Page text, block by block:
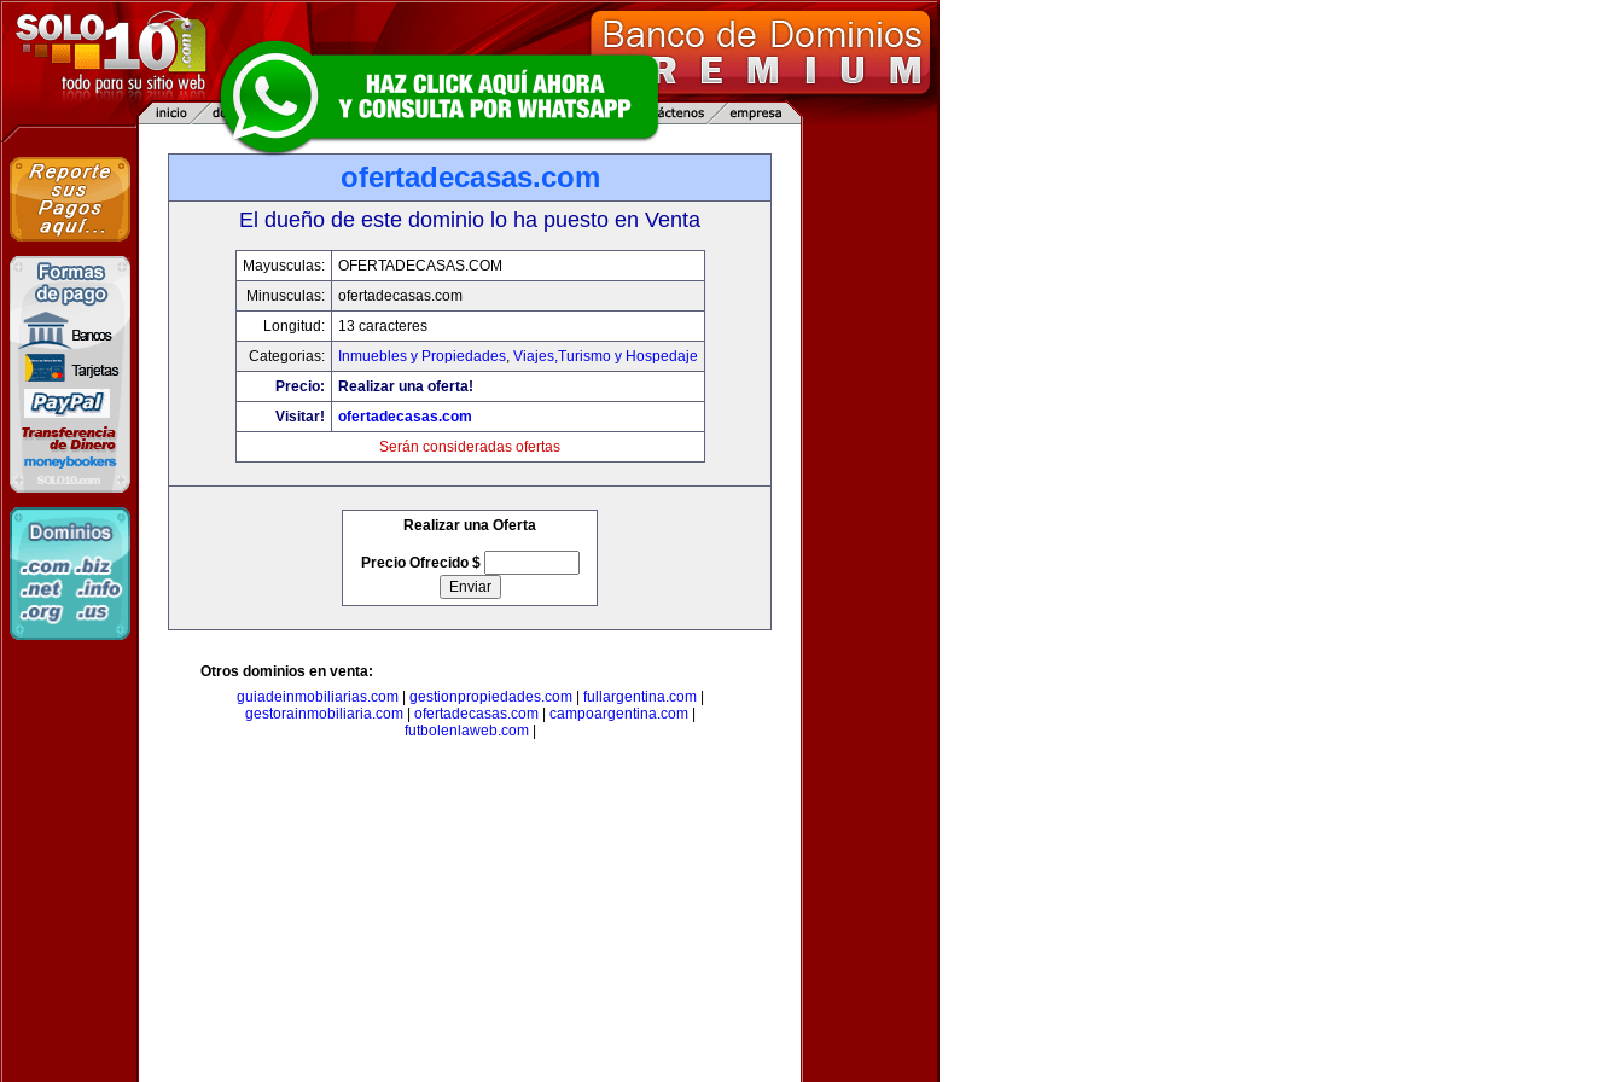
ofertadecasas.com
El dueño de este dominio lo ha puesto en Venta
Mayusculas:
OFERTADECASAS.COM
Minusculas:
ofertadecasas.com
Longitud:
13 caracteres
Categorias:
Inmuebles y Propiedades, Viajes,Turismo y Hospedaje
Precio:
Realizar una oferta!
Visitar!
ofertadecasas.com
Serán consideradas ofertas
Realizar una Oferta
Precio Ofrecido $
Otros dominios en venta:
guiadeinmobiliarias.com| gestionpropiedades.com| fullargentina.com|
gestorainmobiliaria.com| ofertadecasas.com| campoargentina.com|
futbolenlaweb.com|